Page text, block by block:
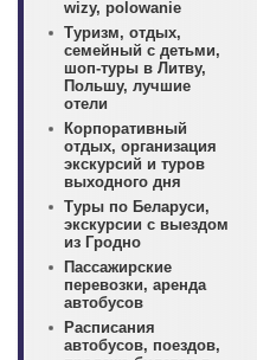
wizy, polowanie
Туризм, отдых,
семейный с детьми,
шоп-туры в Литву,
Польшу, лучшие
отели
Корпоративный
отдых, организация
экскурсий и туров
выходного дня
Туры по Беларуси,
экскурсии с выездом
из Гродно
Пассажирские
перевозки, аренда
автобусов
Расписания
автобусов, поездов,